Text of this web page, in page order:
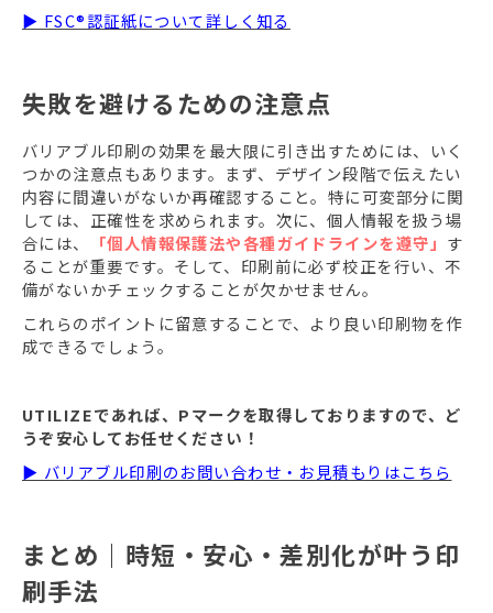
▶ FSC®認証紙について詳しく知る
失敗を避けるための注意点
バリアブル印刷の効果を最大限に引き出すためには、いく
つかの注意点もあります。まず、デザイン段階で伝えたい
内容に間違いがないか再確認すること。特に可変部分に関
しては、正確性を求められます。次に、個人情報を扱う場
合には、
「個人情報保護法や各種ガイドラインを遵守」 す
ることが重要です。そして、印刷前に必ず校正を行い、不
備がないかチェックすることが欠かせません。
これらのポイントに留意することで、より良い印刷物を作
成できるでしょう。
UTILIZEであれば、Pマークを取得しておりますので、ど
うぞ安心してお任せください！
▶ バリアブル印刷のお問い合わせ・お見積もりはこちら
まとめ｜時短・安心・差別化が叶う印
刷手法